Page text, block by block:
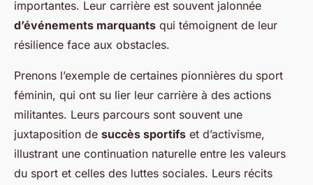
importantes. Leur carrière est souvent jalonnée
d’événements marquants qui témoignent de leur
résilience face aux obstacles.
Prenons l’exemple de certaines pionnières du sport
féminin, qui ont su lier leur carrière à des actions
militantes. Leurs parcours sont souvent une
juxtaposition de succès sportifs et d’activisme,
illustrant une continuation naturelle entre les valeurs
du sport et celles des luttes sociales. Leurs récits